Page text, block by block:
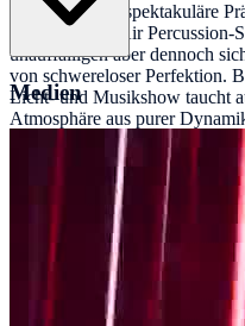
Rhythmus und spektakuläre
Merkmale der Air
unauffälligen aber dennoch
von schwereloser Perfektion.
Licht- und Musikshow taucht
Atmosphäre aus purer
Dabei entstehen faszinierende
rhythmischen Klangfeuerwerk
Ganz gleich ob indoor oder
zeigt bleibende Wirkung und
begeistert.
Medien